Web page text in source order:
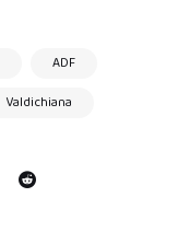
ADF
Valdichiana